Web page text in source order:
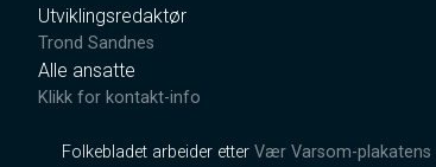
Utviklingsredaktør
Trond Sandnes
Alle ansatte
Klikk for kontakt-info
Folkebladet arbeider etter Vær Varsom-plakatens